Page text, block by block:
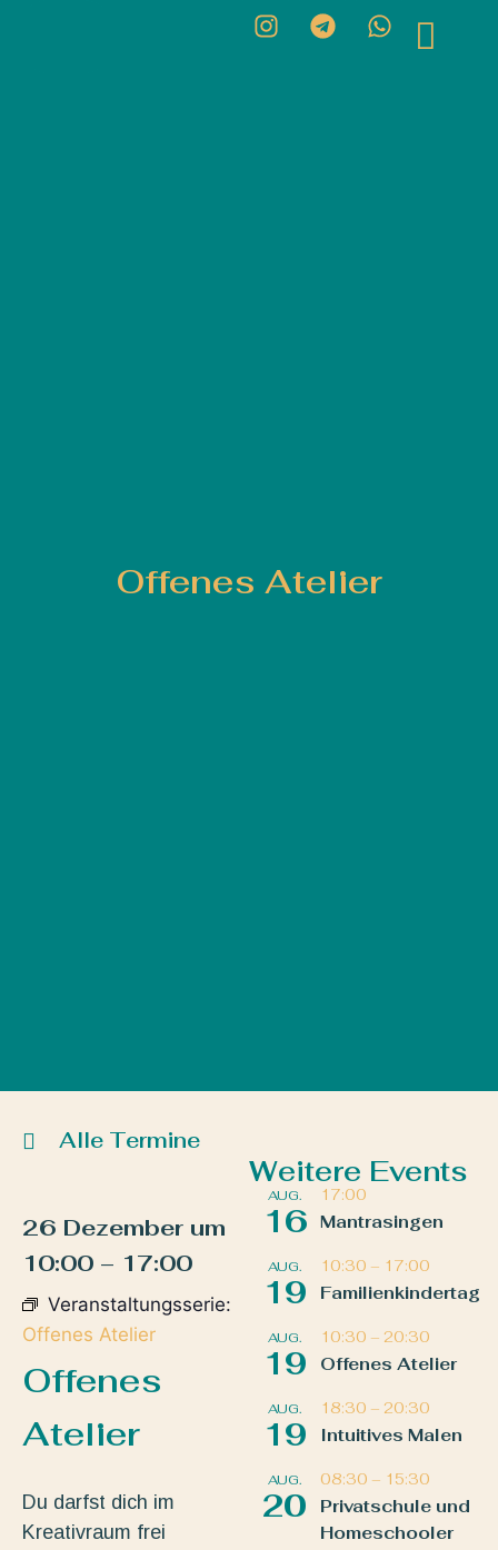
Offenes Atelier
Alle Termine
26 Dezember um
10:00 – 17:00
Veranstaltungsserie:
Offenes Atelier
Offenes
Atelier
Du darfst dich im
Kreativraum frei
Weitere Events
AUG.
16
17:00
Mantrasingen
AUG.
19
10:30 – 17:00
Familienkindertag
AUG.
19
10:30 – 20:30
Offenes Atelier
AUG.
19
18:30 – 20:30
Intuitives Malen
AUG.
20
08:30 – 15:30
Privatschule und
Homeschooler